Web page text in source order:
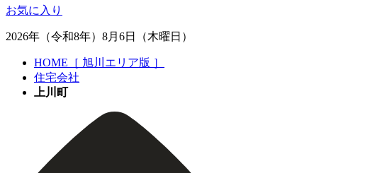
お気に入り
2026年（令和8年）8月6日（木曜日）
HOME［ 旭川エリア版 ］
住宅会社
上川町